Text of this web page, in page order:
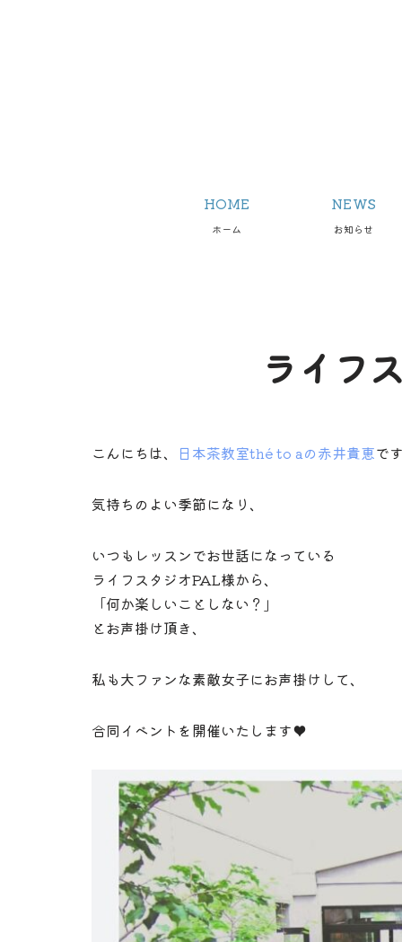
HOME
ホーム
NEWS
お知らせ
ライフ
こんにちは、 日本茶教室thé to aの赤井貴恵で
気持ちのよい季節になり、
いつもレッスンでお世話になっている
ライフスタジオPAL様から、
「何か楽しいことしない？」
とお声掛け頂き、
私も大ファンな素敵女子にお声掛けして、
合同イベントを開催いたします♥️